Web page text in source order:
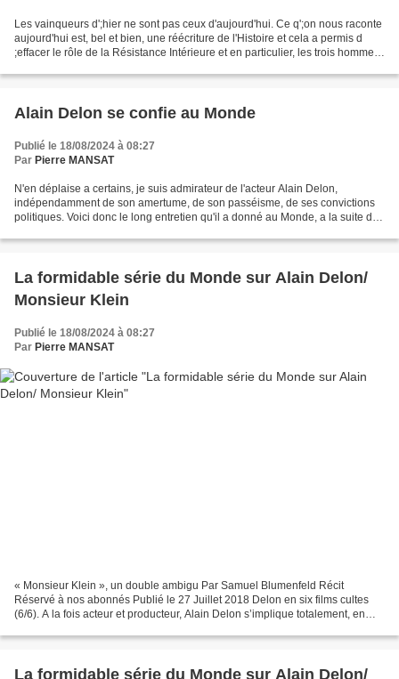
Les vainqueurs d';hier ne sont pas ceux d'aujourd'hui. Ce q';on nous raconte
aujourd'hui est, bel et bien, une réécriture de l'Histoire et cela a permis d
;effacer le rôle de la Résistance Intérieure et en particulier, les trois hommes
Alain Delon se confie au Monde
Publié le 18/08/2024 à 08:27
Par Pierre MANSAT
N'en déplaise a certains, je suis admirateur de l'acteur Alain Delon,
indépendamment de son amertume, de son passéisme, de ses convictions
politiques. Voici donc le long entretien qu'il a donné au Monde, a la suite de
La formidable série du Monde sur Alain Delon/
Monsieur Klein
Publié le 18/08/2024 à 08:27
Par Pierre MANSAT
« Monsieur Klein », un double ambigu Par Samuel Blumenfeld Récit
Réservé à nos abonnés Publié le 27 Juillet 2018 Delon en six films cultes
(6/6). A la fois acteur et producteur, Alain Delon s’implique totalement, en
La formidable série du Monde sur Alain Delon/